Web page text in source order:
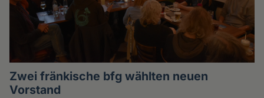
Zwei fränkische bfg wählten neuen
Vorstand